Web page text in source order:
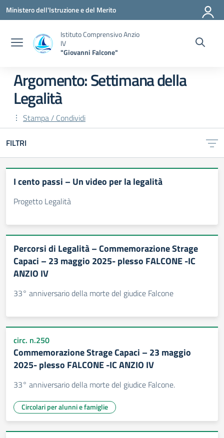
Vai ai contenuti
Vai al menu di navigazione
Vai al footer
Ministero dell'Istruzione e del Merito
Istituto Comprensivo Anzio
IV
"Giovanni Falcone"
Argomento: Settimana della
Legalità
Stampa / Condividi
FILTRI
I cento passi – Un video per la legalità
Progetto Legalità
Percorsi di Legalità – Commemorazione Strage
Capaci – 23 maggio 2025- plesso FALCONE -IC
ANZIO IV
33° anniversario della morte del giudice Falcone
circ. n.250
Commemorazione Strage Capaci – 23 maggio
2025- plesso FALCONE -IC ANZIO IV
33° anniversario della morte del giudice Falcone.
Circolari per alunni e famiglie